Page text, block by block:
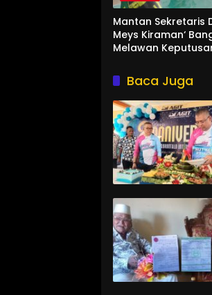
Mantan Sekretaris
Meys Kiraman‘
Melawan
Baca Juga